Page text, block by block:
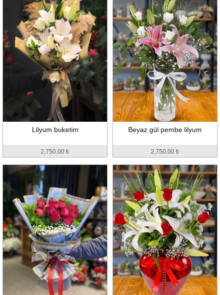
Lilyum buketim
2,750.00 ₺
Beyaz gül pembe lilyum
2,750.00 ₺